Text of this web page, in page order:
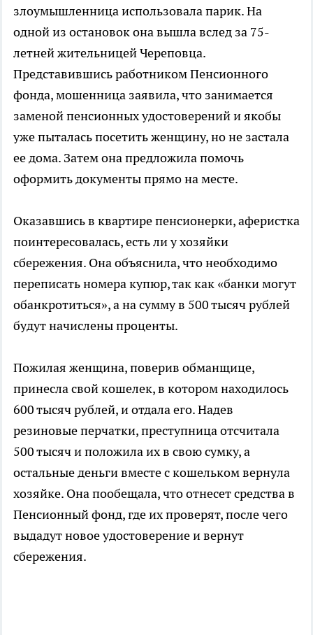
злоумышленница использовала парик. На
одной из остановок она вышла вслед за 75-
летней жительницей Череповца.
Представившись работником Пенсионного
фонда, мошенница заявила, что занимается
заменой пенсионных удостоверений и якобы
уже пыталась посетить женщину, но не застала
ее дома. Затем она предложила помочь
оформить документы прямо на месте.
Оказавшись в квартире пенсионерки, аферистка
поинтересовалась, есть ли у хозяйки
сбережения. Она объяснила, что необходимо
переписать номера купюр, так как «банки могут
обанкротиться», а на сумму в 500 тысяч рублей
будут начислены проценты.
Пожилая женщина, поверив обманщице,
принесла свой кошелек, в котором находилось
600 тысяч рублей, и отдала его. Надев
резиновые перчатки, преступница отсчитала
500 тысяч и положила их в свою сумку, а
остальные деньги вместе с кошельком вернула
хозяйке. Она пообещала, что отнесет средства в
Пенсионный фонд, где их проверят, после чего
выдадут новое удостоверение и вернут
сбережения.